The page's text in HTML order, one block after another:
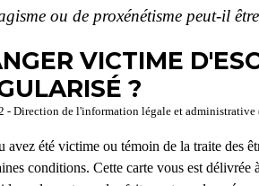
ou de proxénétisme peut-il
VICTIME
?
- Direction de l'information légale et administrative
avez été victime ou témoin de la traite des
conditions. Cette carte vous est